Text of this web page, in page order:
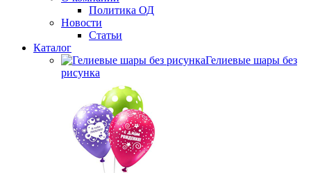
Политика ОД
Новости
Статьи
Каталог
Гелиевые шары без
рисунка